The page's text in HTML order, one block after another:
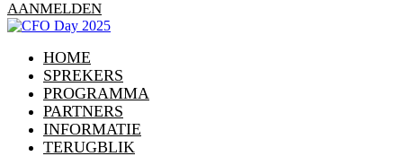
AANMELDEN
HOME
SPREKERS
PROGRAMMA
PARTNERS
INFORMATIE
TERUGBLIK